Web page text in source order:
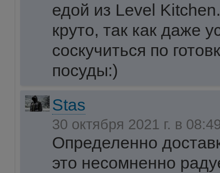
едой из Level
круто, так как даже
соскучиться по
посуды:)
Stas
30 октября 2021 г. в
Определенно
это несомненно